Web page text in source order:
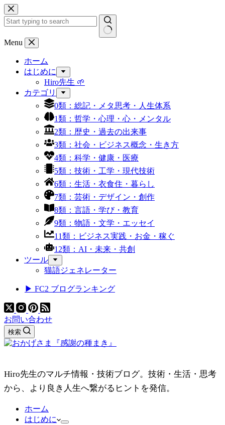
コ
ン
テ
ン
結
Menu
ホーム
はじめに
Hiro先生 🌱
カテゴリ
0類：総記・メタ思考・人生体系
1類：哲学・心理・心・メンタル
2類：歴史・過去の出来事
3類：社会・ビジネス概念・生き方
4類：科学・健康・医療
5類：技術・工学・現代技術
6類：生活・衣食住・暮らし
7類：芸術・デザイン・創作
8類：言語・学び・教育
9類：物語・文学・エッセイ
11類：ビジネス実践・お金・稼ぐ
12類：AI・未来・共創
ツール
猫語ジェネレーター
▶ FC2 ブログランキング
お問い合わせ
検索
Hiro先生のマルチ情報・技術ブログ。技術・生活・思考
から、より良き人生へ繋がるヒントを発信。
ホーム
はじめに